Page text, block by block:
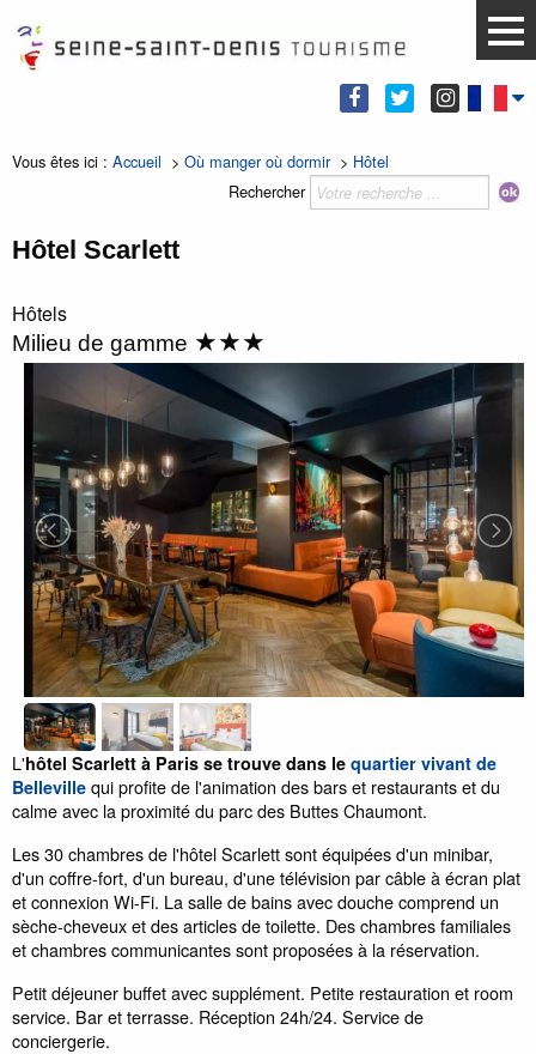
Vous êtes ici : Accueil > Où manger où dormir> Hôtel
Rechercher
Hôtel Scarlett
Hôtels
Milieu de gamme ★★★
L'hôtel Scarlett à Paris se trouve dans le quartier vivant de
Belleville qui profite de l'animation des bars et restaurants et du
calme avec la proximité du parc des Buttes Chaumont.
Les 30 chambres de l'hôtel Scarlett sont équipées d'un minibar,
d'un coffre-fort, d'un bureau, d'une télévision par câble à écran plat
et connexion Wi-Fi. La salle de bains avec douche comprend un
sèche-cheveux et des articles de toilette. Des chambres familiales
et chambres communicantes sont proposées à la réservation.
Petit déjeuner buffet avec supplément. Petite restauration et room
service. Bar et terrasse. Réception 24h/24. Service de
conciergerie.